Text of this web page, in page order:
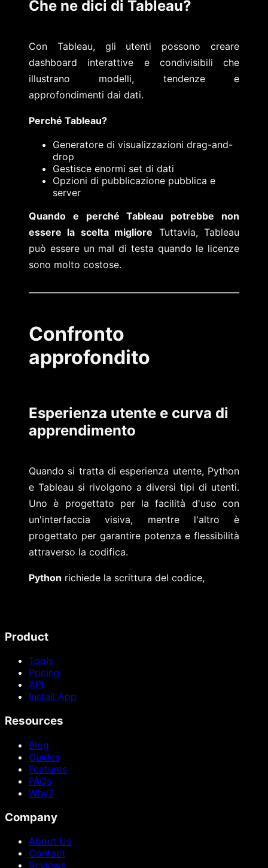
Che ne dici di Tableau?
Con Tableau, gli utenti possono creare
dashboard interattive e condivisibili che
illustrano modelli, tendenze e
approfondimenti dai dati.
Perché Tableau?
Generatore di visualizzazioni drag-and-
drop
Gestisce enormi set di dati
Opzioni di pubblicazione pubblica e
server
Quando e perché Tableau potrebbe non
essere la scelta migliore Tuttavia, Tableau
può essere un mal di testa quando le licenze
sono molto costose.
Confronto
approfondito
Esperienza utente e curva di
apprendimento
Quando si tratta di esperienza utente, Python
e Tableau si rivolgono a diversi tipi di utenti.
Uno è progettato per la facilità d'uso con
un'interfaccia visiva, mentre l'altro è
progettato per garantire potenza e flessibilità
attraverso la codifica.
Python richiede la scrittura del codice,
Product
Tools
Pricing
API
Install App
Resources
Blog
Guides
Features
FAQs
Why?
Company
About Us
Contact
Reviews